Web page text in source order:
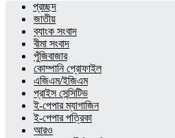
প্রচ্ছদ
জাতীয়
ব্যাংক সংবাদ
বীমা সংবাদ
পুঁজিবাজার
কোম্পানি প্রোফাইল
এজিএম/ইজিএম
প্রাইস সেন্সিটিভ
ই-পেপার ম্যাগাজিন
ই-পেপার পত্রিকা
আরও